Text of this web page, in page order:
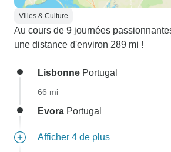
Villes & Culture
Au cours de 9 journées
une distance d'environ 289 mi !
Lisbonne Portugal
66 mi
Evora Portugal
Afficher 4 de plus